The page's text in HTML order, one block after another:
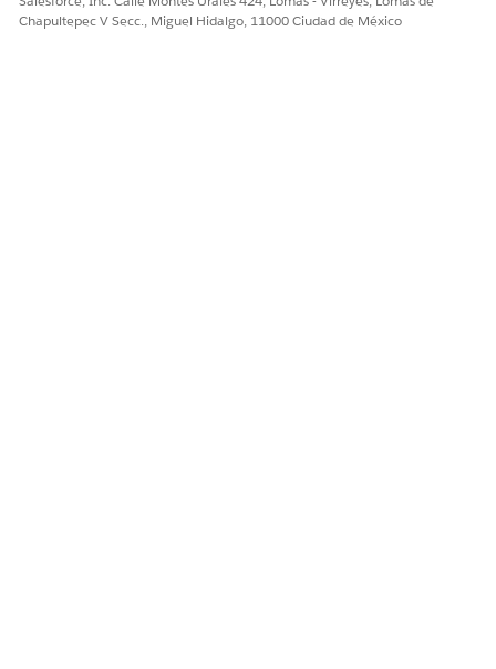
Chapultepec V Secc., Miguel Hidalgo, 11000 Ciudad de México